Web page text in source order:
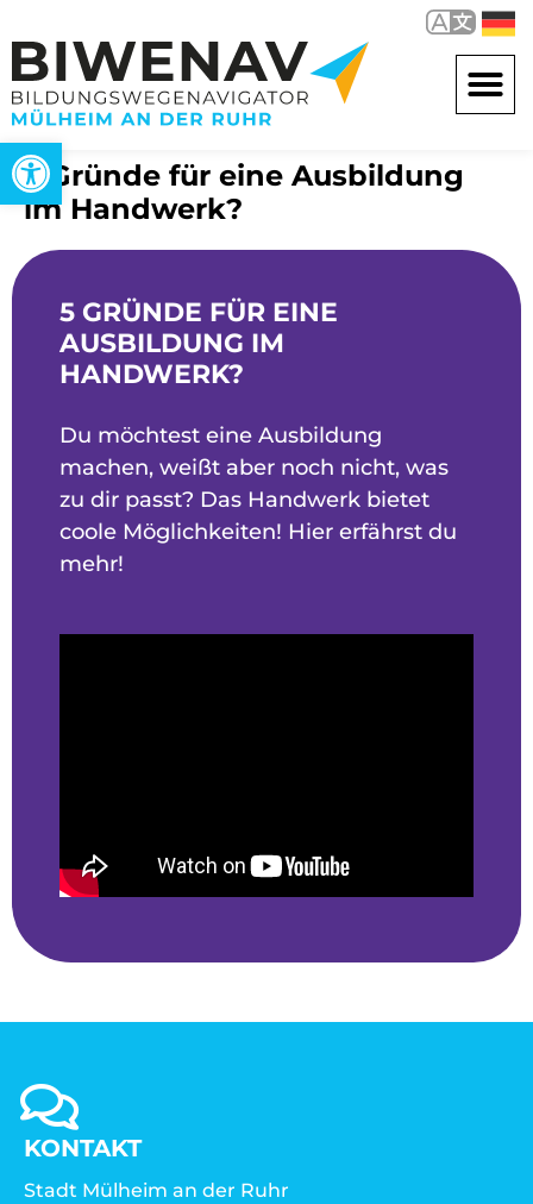
Open toolbar
5 Gründe für eine Ausbildung
im Handwerk?
5 GRÜNDE FÜR EINE
AUSBILDUNG IM
HANDWERK?
Du möchtest eine Ausbildung
machen, weißt aber noch nicht, was
zu dir passt? Das Handwerk bietet
coole Möglichkeiten! Hier erfährst du
mehr!
KONTAKT
Stadt Mülheim an der Ruhr